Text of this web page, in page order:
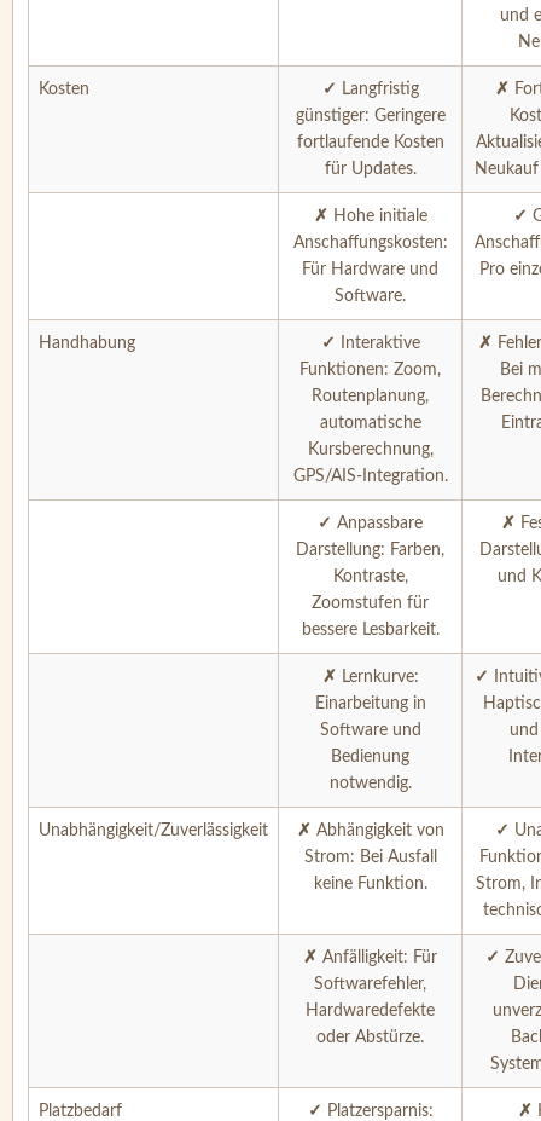
und
Kosten ✓ Langfristig
günstiger: Geringere
fortlaufende Kosten
für Updates.
✗
✗ Hohe initiale
Anschaffungskosten:
Für Hardware und
Software.
✓
Pro
Handhabung ✓
Interaktive
Funktionen: Zoom,
Routenplanung,
automatische
Kursberechnung,
GPS/AIS-Integration.
✗
Bei
✓ Anpassbare
Darstellung: Farben,
Kontraste,
Zoomstufen für
bessere Lesbarkeit.
✗
und
✗ Lernkurve:
Einarbeitung in
Software und
Bedienung
notwendig.
✓
Unabhängigkeit/Zuverlässigkeit ✗ Abhängigkeit von
Strom: Bei Ausfall
keine Funktion.
✓
Strom,
✗ Anfälligkeit: Für
Softwarefehler,
Hardwaredefekte
oder Abstürze.
✓
Platzbedarf ✓ Platzersparnis:
✗